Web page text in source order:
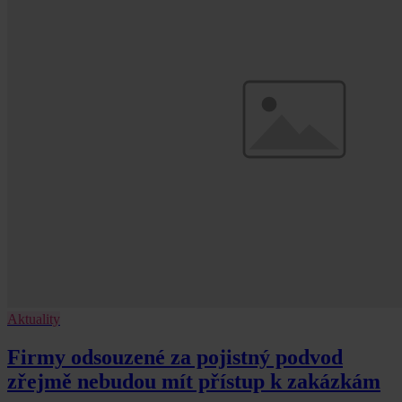
Aktuality
Firmy odsouzené za pojistný podvod
zřejmě nebudou mít přístup k zakázkám